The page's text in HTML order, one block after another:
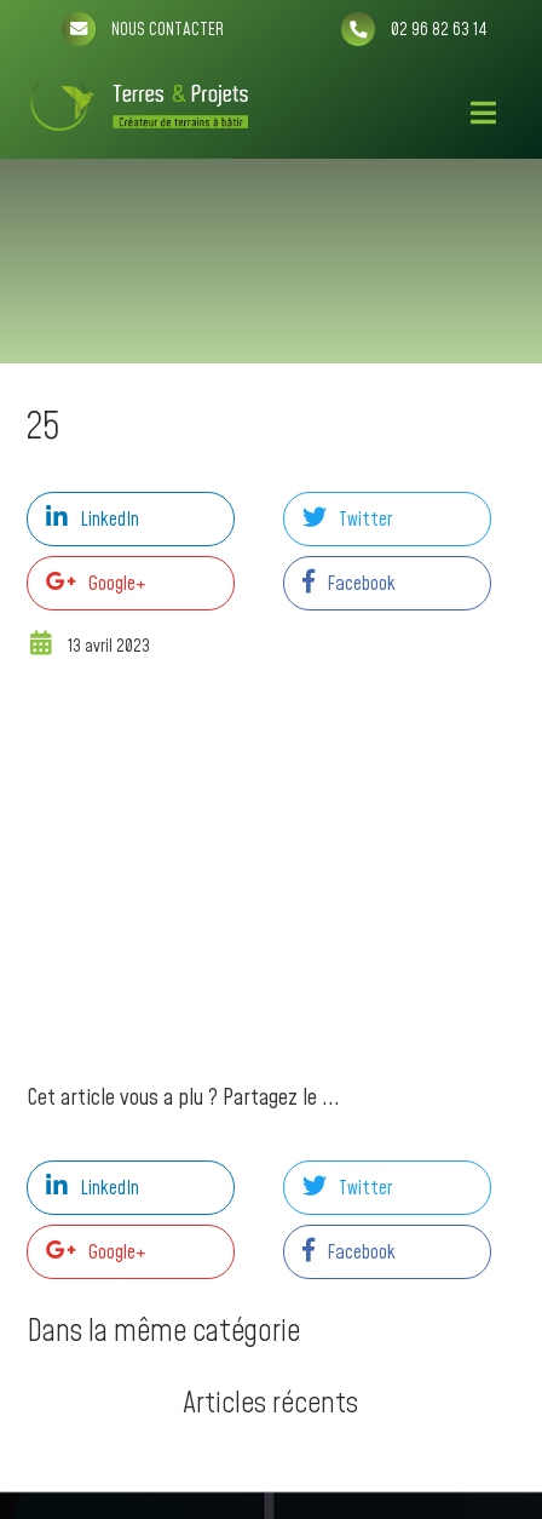
NOUS CONTACTER 02 96 82 63 14
25
LinkedIn Twitter
Google+ Facebook
13 avril 2023
Cet article vous a plu ? Partagez le ...
LinkedIn Twitter
Google+ Facebook
Dans la même catégorie
Articles récents